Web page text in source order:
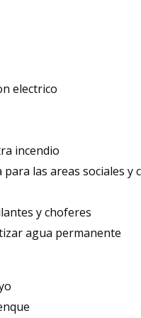
electrico
incendio
las areas sociales y
y choferes
agua permanente